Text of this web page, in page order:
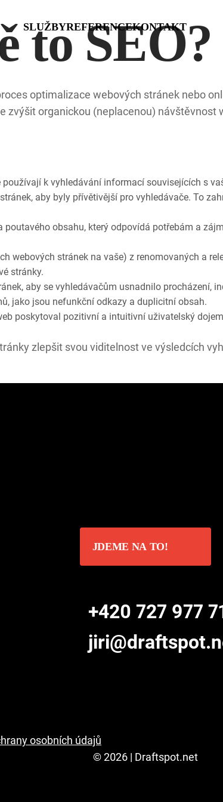
SLUŽBYREFERENCEKONTAKT
to SEO?
optimalizace webových stránek nebo
zvýšit organickou (neplacenou)
k vyhledávání informací souvisejících s
aby byly přívětivější pro vyhledávače. To
obsahu, který odpovídá potřebám a
webových stránek na vaše) z renomovaných a
stránky.
aby se vyhledávačům usnadnilo
jako jsou nefunkční odkazy a duplicitní obsah.
poskytoval pozitivní a intuitivní uživatelský
zlepšit svou viditelnost ve výsledcích
JDEME NA TO!
+420 727 977
© 2026 | Draftspot.net
osobních údajů